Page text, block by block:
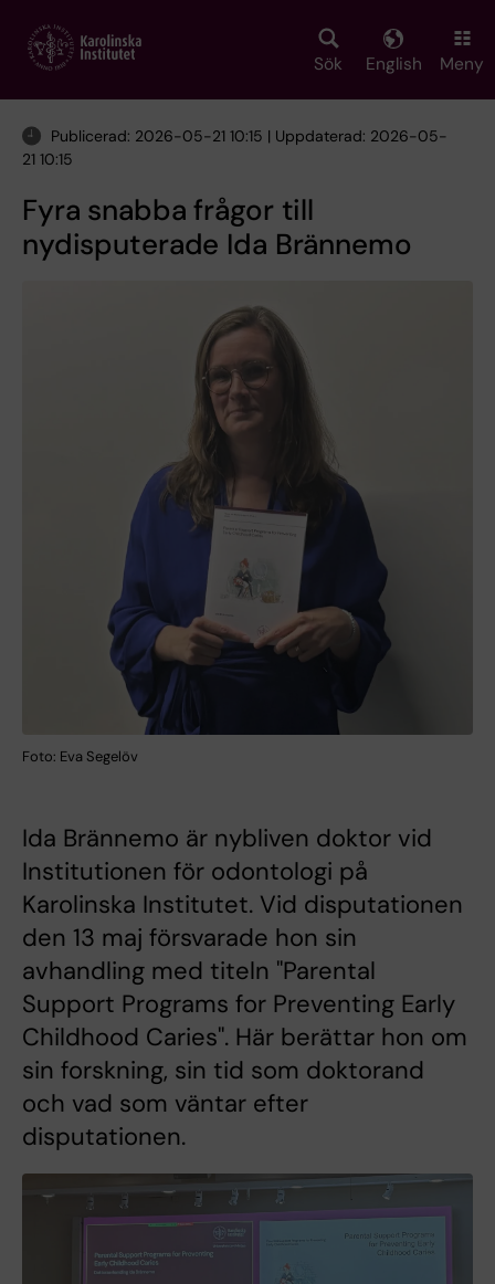
main
Sök English Meny
Publicerad: 2026-05-21 10:15 | Uppdaterad: 2026-05-
21 10:15
Fyra snabba frågor till
nydisputerade Ida Brännemo
Foto: Eva Segelöv
Ida Brännemo är nybliven doktor vid
Institutionen för odontologi på
Karolinska Institutet. Vid disputationen
den 13 maj försvarade hon sin
avhandling med titeln "Parental
Support Programs for Preventing Early
Childhood Caries". Här berättar hon om
sin forskning, sin tid som doktorand
och vad som väntar efter
disputationen.